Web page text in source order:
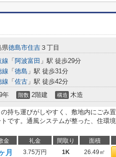
県徳島市住吉 ３丁目
線 「 阿波富田 」駅 徒歩29分
線 「 徳島 」駅 徒歩31分
線 「 佐古 」駅 徒歩42分
年 階数 2階建 構造 木造
持ち運びがしやすく、敷地内にごみ
です。通風システムが整った、住環
金 礼金 間取り 面積
月 3.75万円 1K 26.49㎡